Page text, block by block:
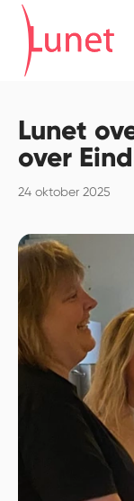
Lunet
over
24 oktober 2025